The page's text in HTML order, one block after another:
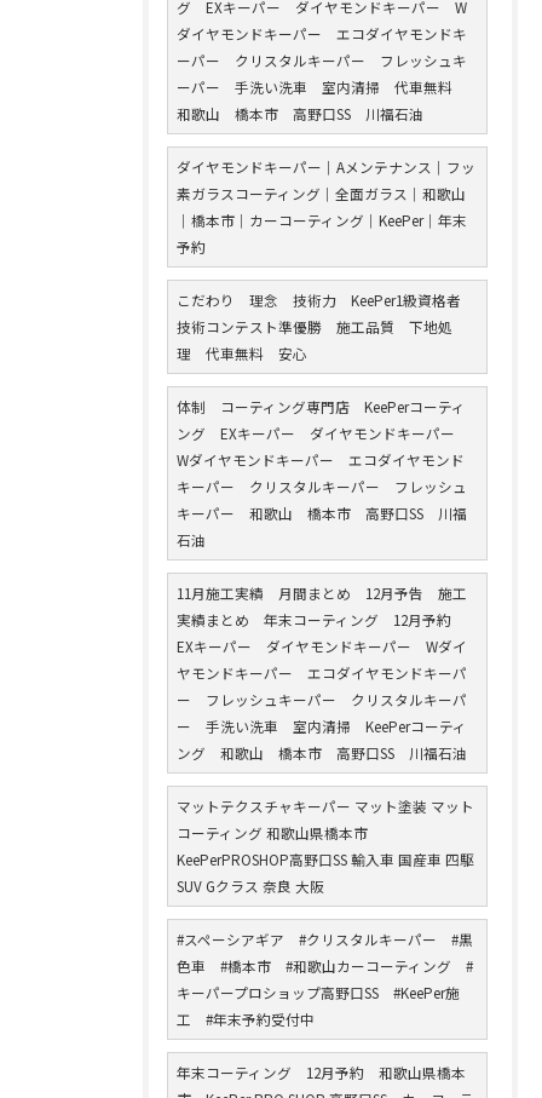
グ EXキーパー ダイヤモンドキーパー W
ダイヤモンドキーパー エコダイヤモンドキ
ーパー クリスタルキーパー フレッシュキ
ーパー 手洗い洗車 室内清掃 代車無料
和歌山 橋本市 高野口SS 川福石油
ダイヤモンドキーパー｜Aメンテナンス｜フッ
素ガラスコーティング｜全面ガラス｜和歌山
｜橋本市｜カーコーティング｜KeePer｜年末
予約
こだわり 理念 技術力 KeePer1級資格者
技術コンテスト準優勝 施工品質 下地処
理 代車無料 安心
体制 コーティング専門店 KeePerコーティ
ング EXキーパー ダイヤモンドキーパー
Wダイヤモンドキーパー エコダイヤモンド
キーパー クリスタルキーパー フレッシュ
キーパー 和歌山 橋本市 高野口SS 川福
石油
11月施工実績 月間まとめ 12月予告 施工
実績まとめ 年末コーティング 12月予約
EXキーパー ダイヤモンドキーパー Wダイ
ヤモンドキーパー エコダイヤモンドキーパ
ー フレッシュキーパー クリスタルキーパ
ー 手洗い洗車 室内清掃 KeePerコーティ
ング 和歌山 橋本市 高野口SS 川福石油
マットテクスチャキーパー マット塗装 マット
コーティング 和歌山県橋本市
KeePerPROSHOP高野口SS 輸入車 国産車 四駆
SUV Gクラス 奈良 大阪
#スペーシアギア #クリスタルキーパー #黒
色車 #橋本市 #和歌山カーコーティング #
キーパープロショップ高野口SS #KeePer施
工 #年末予約受付中
年末コーティング 12月予約 和歌山県橋本